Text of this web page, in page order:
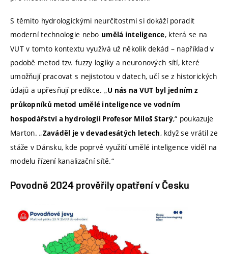
S těmito hydrologickými neurčitostmi si dokáží poradit
moderní technologie nebo umělá inteligence, která se na
VUT v tomto kontextu využívá už několik dekád – například v
podobě metod tzv. fuzzy logiky a neuronových sítí, které
umožňují pracovat s nejistotou v datech, učí se z historických
údajů a upřesňují predikce. „U nás na VUT byl jedním z
průkopníků metod umělé inteligence ve vodním
hospodářství a hydrologii Profesor Miloš Starý,“ poukazuje
Marton. „Zaváděl je v devadesátých letech, když se vrátil ze
stáže v Dánsku, kde poprvé využití umělé inteligence viděl na
modelu řízení kanalizační sítě.“
Povodně 2024 prověřily opatření v Česku